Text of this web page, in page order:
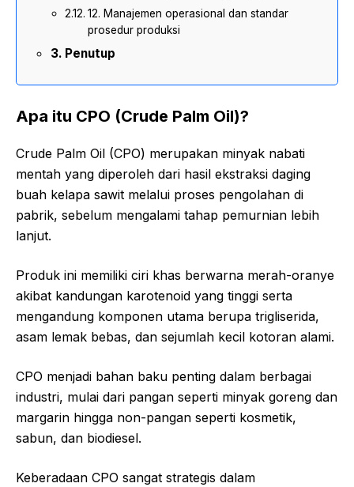
12. Manajemen operasional dan standar
prosedur produksi
Penutup
Apa itu CPO (Crude Palm Oil)?
Crude Palm Oil (CPO) merupakan minyak nabati
mentah yang diperoleh dari hasil ekstraksi daging
buah kelapa sawit melalui proses pengolahan di
pabrik, sebelum mengalami tahap pemurnian lebih
lanjut.
Produk ini memiliki ciri khas berwarna merah-oranye
akibat kandungan karotenoid yang tinggi serta
mengandung komponen utama berupa trigliserida,
asam lemak bebas, dan sejumlah kecil kotoran alami.
CPO menjadi bahan baku penting dalam berbagai
industri, mulai dari pangan seperti minyak goreng dan
margarin hingga non-pangan seperti kosmetik,
sabun, dan biodiesel.
Keberadaan CPO sangat strategis dalam